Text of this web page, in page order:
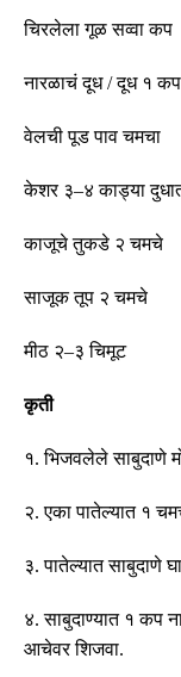
चिरलेला गूळ सव्वा कप
नारळाचं दूध/दूध १ कप
वेलची पूड पाव चमचा
केशर ३–४ काड्या
काजूचे तुकडे २ चमचे
साजूक तूप २ चमचे
मीठ २–३ चिमूट
कृती
१.भिजवलेले साबुदाणे
२.एका पातेल्यात १
३.पातेल्यात साबुदाणे
४.साबुदाण्यात १ कप
आचेवर शिजवा.